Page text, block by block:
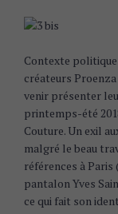
Contexte
créateurs
venir présenter
printemps-été
Couture. Un exil
malgré le beau
références à
pantalon Yves
ce qui fait son